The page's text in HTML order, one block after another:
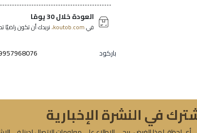
العودة خلال 30 يومًا
فيkoutob.com، نريدك أن تكون راضيًا
باركود
في النشرة الإخبارية